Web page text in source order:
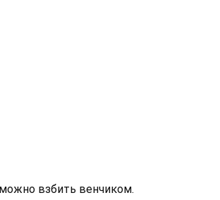
взбить венчиком.